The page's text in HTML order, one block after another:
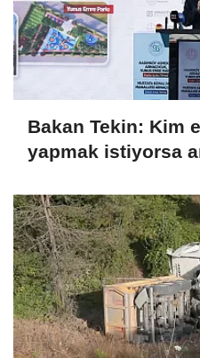
Bakan Tekin: Kim
yapmak istiyorsa